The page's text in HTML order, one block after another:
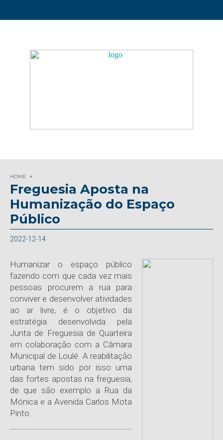
HOME
Freguesia Aposta na
Humanização do Espaço
Público
2022-12-14
Humanizar o espaço público
fazendo com que cada vez mais
pessoas procurem a rua para
conviver e desenvolver atividades
ao ar livre, é o objetivo da
estratégia desenvolvida pela
Junta de Freguesia de Quarteira
em colaboração com a Câmara
Municipal de Loulé. A reabilitação
urbana tem sido por isso uma
das fortes apostas na freguesia,
de que são exemplo a Rua da
Mónica e a Avenida Carlos Mota
Pinto.